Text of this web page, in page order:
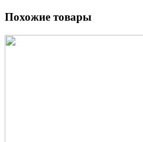
Похожие товары